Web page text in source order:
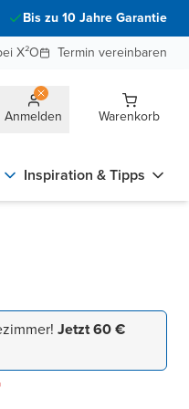
Bis zu 10 Jahre Garantie
X²O Termin vereinbaren
Anmelden Warenkorb
Inspiration & Tipps
Jetzt 60 €